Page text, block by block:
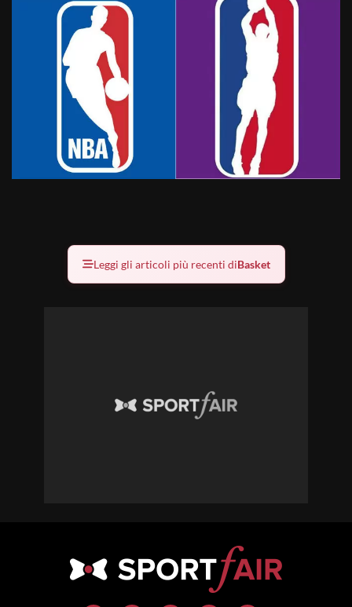
Leggi gli articoli più recenti diBasket